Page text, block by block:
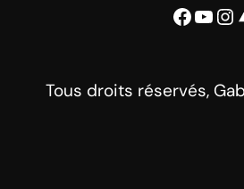
Tous droits réservés,